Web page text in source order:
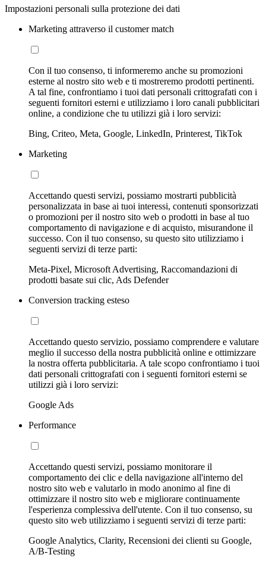
Impostazioni personali sulla protezione dei dati
Marketing attraverso il customer match
Con il tuo consenso, ti informeremo anche su promozioni
esterne al nostro sito web e ti mostreremo prodotti pertinenti.
A tal fine, confrontiamo i tuoi dati personali crittografati con i
seguenti fornitori esterni e utilizziamo i loro canali pubblicitari
online, a condizione che tu utilizzi già i loro servizi:
Bing, Criteo, Meta, Google, LinkedIn, Printerest, TikTok
Marketing
Accettando questi servizi, possiamo mostrarti pubblicità
personalizzata in base ai tuoi interessi, contenuti sponsorizzati
o promozioni per il nostro sito web o prodotti in base al tuo
comportamento di navigazione e di acquisto, misurandone il
successo. Con il tuo consenso, su questo sito utilizziamo i
seguenti servizi di terze parti:
Meta-Pixel, Microsoft Advertising, Raccomandazioni di
prodotti basate sui clic, Ads Defender
Conversion tracking esteso
Accettando questo servizio, possiamo comprendere e valutare
meglio il successo della nostra pubblicità online e ottimizzare
la nostra offerta pubblicitaria. A tale scopo confrontiamo i tuoi
dati personali crittografati con i seguenti fornitori esterni se
utilizzi già i loro servizi:
Google Ads
Performance
Accettando questi servizi, possiamo monitorare il
comportamento dei clic e della navigazione all'interno del
nostro sito web e valutarlo in modo anonimo al fine di
ottimizzare il nostro sito web e migliorare continuamente
l'esperienza complessiva dell'utente. Con il tuo consenso, su
questo sito web utilizziamo i seguenti servizi di terze parti:
Google Analytics, Clarity, Recensioni dei clienti su Google,
A/B-Testing